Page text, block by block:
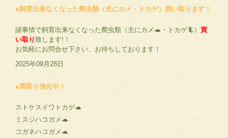
●飼育出来なくなった爬虫類（主にカメ・トカゲ）買い取ります！
諸事情で飼育出来なくなった爬虫類（主にカメ🐢・トカゲ🦎） 買
い取り致します!！
お気軽にお問合せ下さい、お待ちしております！
2025年09月28日
●買取り強化中！
ストケスイワトカゲ🐢
ミスジハコガメ🐢
コガネハコガメ🐢